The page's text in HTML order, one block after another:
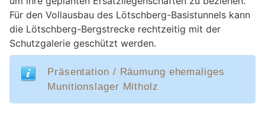
Für den Vollausbau des Lötschberg-Basistunnels kann
die Lötschberg-Bergstrecke rechtzeitig mit der
Schutzgalerie geschützt werden.
Präsentation / Räumung ehemaliges
Munitionslager Mitholz